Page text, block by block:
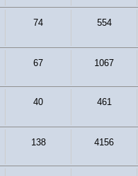
74 554
67 1067
40 461
138 4156